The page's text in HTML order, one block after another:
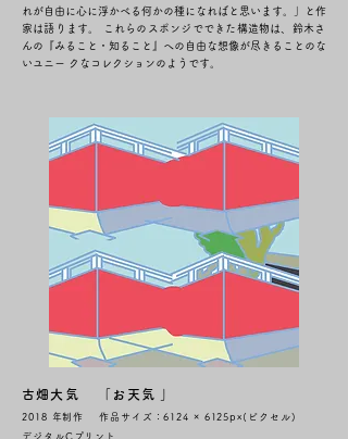
れが自由に心に浮かべる何かの種になればと思います。」と作
家は語ります。 これらのスポンジでできた構造物は、鈴木さ
んの『みること・知ること』への自由な想像が尽きることのな
いユニー クなコレクションのようです。
古畑大気 「お天気 」
2018 年制作 作品サイズ：6124 × 6125px(ピクセル)
デジタルCプリント